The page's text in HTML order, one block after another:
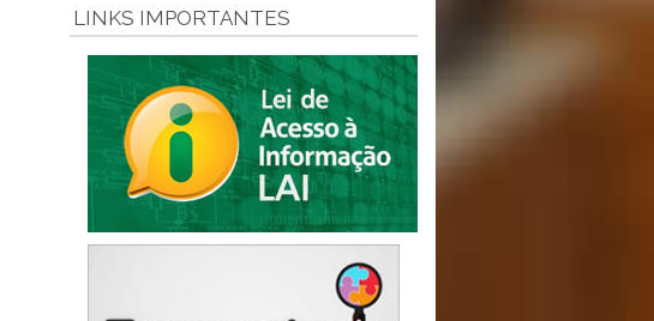
LINKS IMPORTANTES